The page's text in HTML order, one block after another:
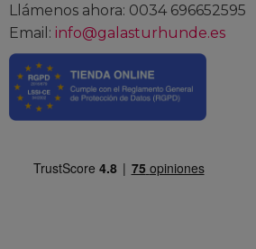
Llámenos ahora: 0034 696652595
Email: info@galasturhunde.es